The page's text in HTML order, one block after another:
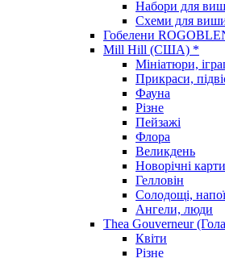
Набори для
Схеми для
Гобелени
Mill Hill (США) *
Мініатюри,
Прикраси,
Фауна
Різне
Пейзажі
Флора
Великдень
Новорічні
Гелловін
Солодощі, напої
Ангели, люди
Thea Gouverneur
Квіти
Різне